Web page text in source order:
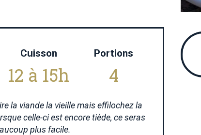
Cuisson
12 à 15h
Portions
4
la viande la vieille mais effilochez la
celle-ci est encore tiède, ce seras
plus facile.